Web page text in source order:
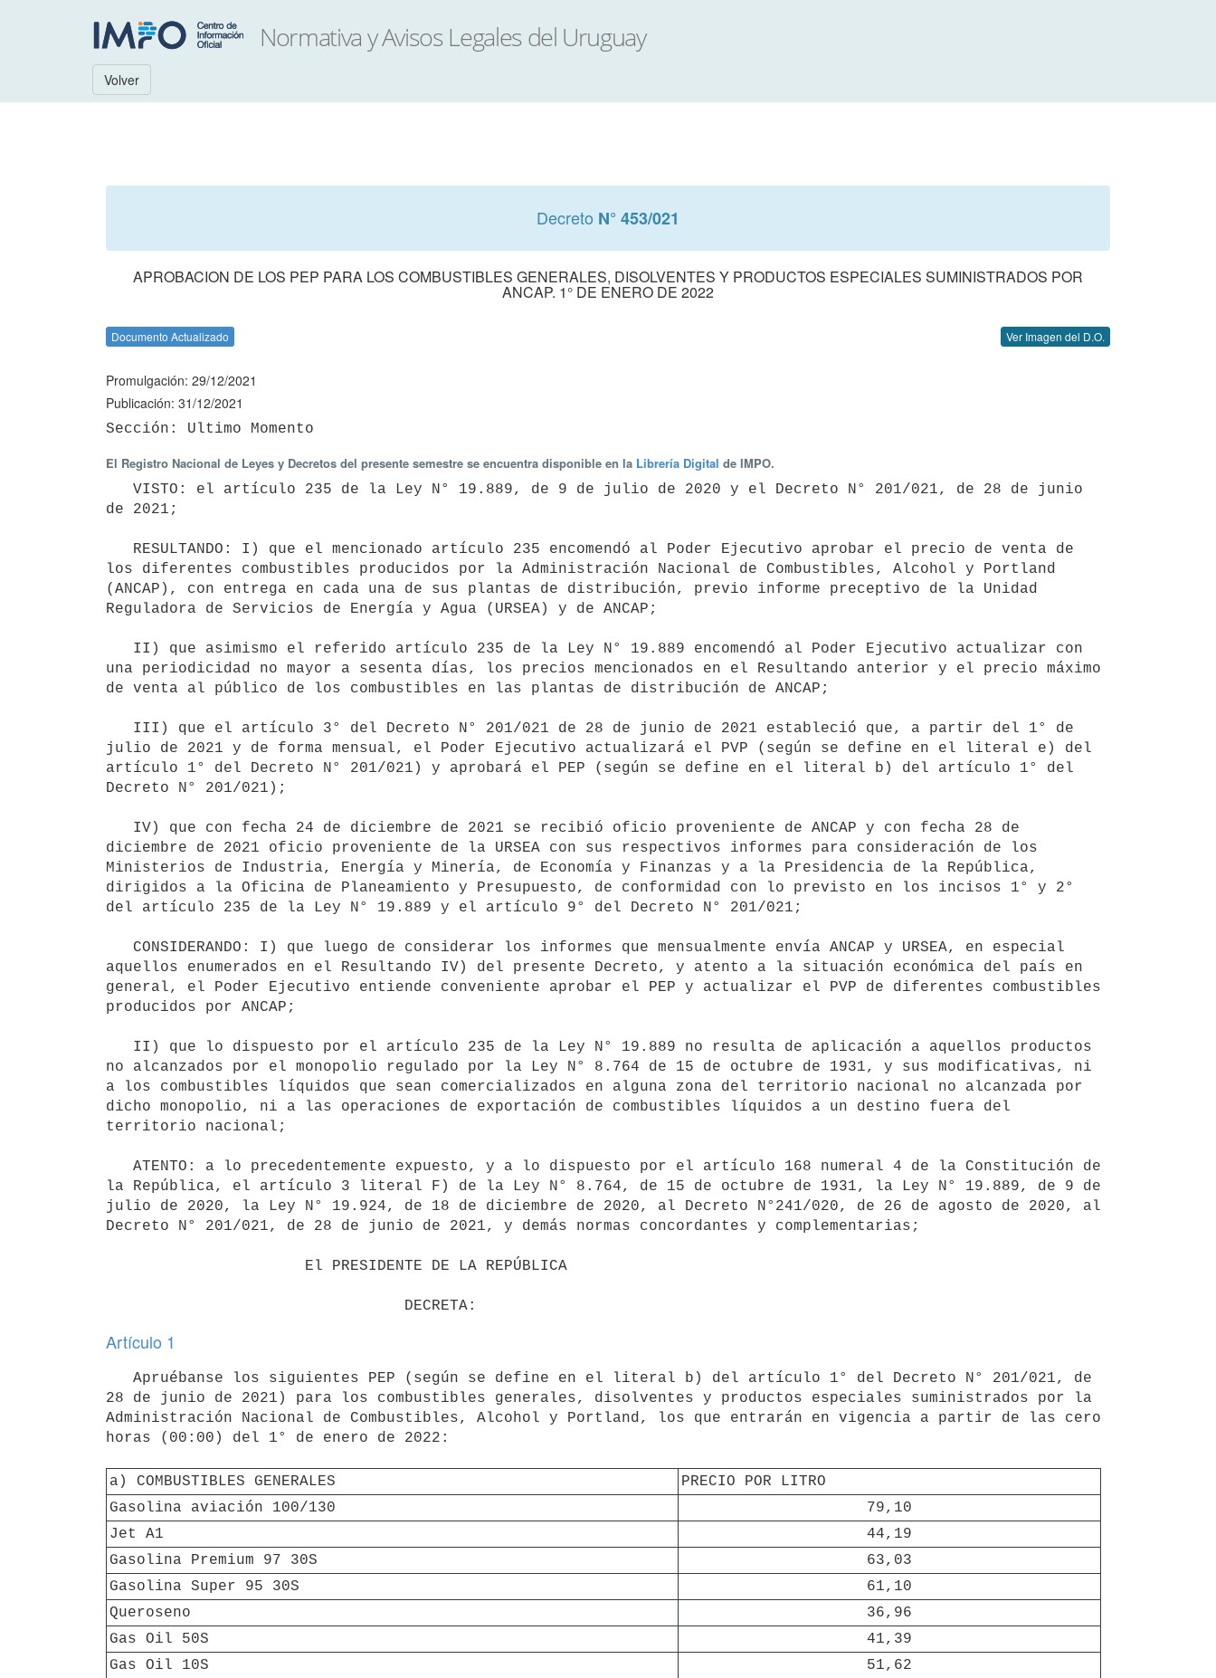
Volver
Decreto N° 453/021
APROBACION DE LOS PEP PARA LOS COMBUSTIBLES GENERALES, DISOLVENTES Y PRODUCTOS ESPECIALES SUMINISTRADOS POR
ANCAP. 1° DE ENERO DE 2022
Documento Actualizado Ver Imagen del D.O.
Promulgación: 29/12/2021
Publicación: 31/12/2021
El Registro Nacional de Leyes y Decretos del presente semestre se encuentra disponible en la Librería Digital de IMPO.
de 2021;
los diferentes combustibles producidos por la Administración Nacional de Combustibles, Alcohol y Portland
(ANCAP), con entrega en cada una de sus plantas de distribución, previo informe preceptivo de la Unidad
Reguladora de Servicios de Energía y Agua (URSEA) y de ANCAP;
una periodicidad no mayor a sesenta días, los precios mencionados en el Resultando anterior y el precio máximo
de venta al público de los combustibles en las plantas de distribución de ANCAP;
julio de 2021 y de forma mensual, el Poder Ejecutivo actualizará el PVP (según se define en el literal e) del
artículo 1° del Decreto N° 201/021) y aprobará el PEP (según se define en el literal b) del artículo 1° del
Decreto N° 201/021);
diciembre de 2021 oficio proveniente de la URSEA con sus respectivos informes para consideración de los
Ministerios de Industria, Energía y Minería, de Economía y Finanzas y a la Presidencia de la República,
dirigidos a la Oficina de Planeamiento y Presupuesto, de conformidad con lo previsto en los incisos 1° y 2°
del artículo 235 de la Ley N° 19.889 y el artículo 9° del Decreto N° 201/021;
aquellos enumerados en el Resultando IV) del presente Decreto, y atento a la situación económica del país en
general, el Poder Ejecutivo entiende conveniente aprobar el PEP y actualizar el PVP de diferentes combustibles
producidos por ANCAP;
no alcanzados por el monopolio regulado por la Ley N° 8.764 de 15 de octubre de 1931, y sus modificativas, ni
a los combustibles líquidos que sean comercializados en alguna zona del territorio nacional no alcanzada por
dicho monopolio, ni a las operaciones de exportación de combustibles líquidos a un destino fuera del
territorio nacional;
la República, el artículo 3 literal F) de la Ley N° 8.764, de 15 de octubre de 1931, la Ley N° 19.889, de 9 de
julio de 2020, la Ley N° 19.924, de 18 de diciembre de 2020, al Decreto N°241/020, de 26 de agosto de 2020, al
Decreto N° 201/021, de 28 de junio de 2021, y demás normas concordantes y complementarias;
Artículo 1
28 de junio de 2021) para los combustibles generales, disolventes y productos especiales suministrados por la
Administración Nacional de Combustibles, Alcohol y Portland, los que entrarán en vigencia a partir de las cero
horas (00:00) del 1° de enero de 2022:
a) COMBUSTIBLES GENERALES
PRECIO POR LITRO
Gasolina aviación 100/130
79,10
Jet A1
44,19
Gasolina Premium 97 30S
63,03
Gasolina Super 95 30S
61,10
Queroseno
36,96
Gas Oil 50S
41,39
Gas Oil 10S
51,62